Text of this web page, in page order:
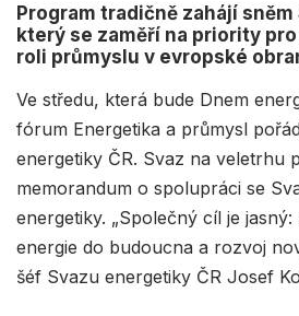
Program tradičně zahájí sněm
který se zaměří na priority
roli průmyslu v evropské
Ve středu, která bude Dnem
fórum Energetika a průmysl
energetiky ČR. Svaz na veletrhu
memorandum o spolupráci se
energetiky. „Společný cíl je
energie do budoucna a rozvoj
šéf Svazu energetiky ČR Josef